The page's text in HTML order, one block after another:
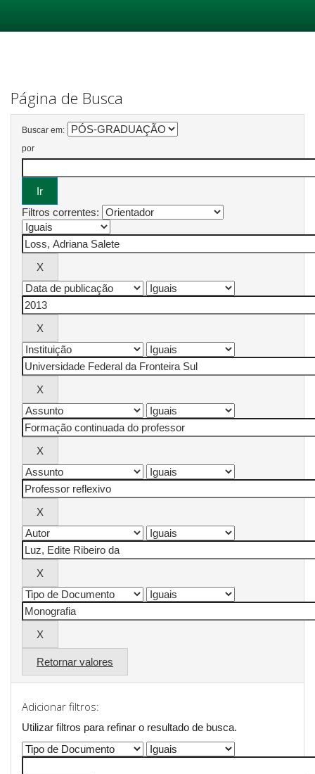
Página de Busca
Buscar em:
por
Filtros correntes:
Retornar valores
Adicionar filtros:
Utilizar filtros para refinar o resultado de busca.